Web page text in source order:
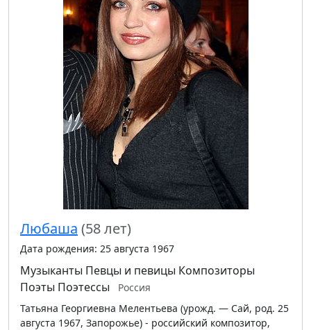
Любаша (58 лет)
Дата рождения: 25 августа 1967
Музыканты Певцы и певицы Композиторы
Поэты Поэтессы
Россия
Татьяна Георгиевна Мелентьева (урожд. — Сай, род. 25
августа 1967, Запорожье) - российский композитор,